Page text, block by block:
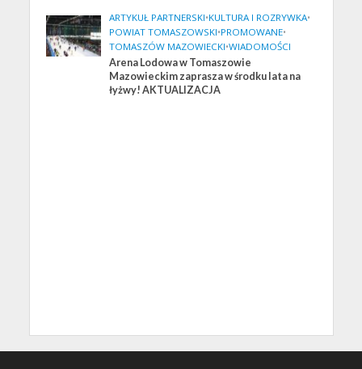
ARTYKUŁ PARTNERSKI•KULTURA I ROZRYWKA•
POWIAT TOMASZOWSKI•PROMOWANE•
TOMASZÓW MAZOWIECKI•WIADOMOŚCI
Arena Lodowa w Tomaszowie
Mazowieckim zaprasza w środku lata na
łyżwy! AKTUALIZACJA